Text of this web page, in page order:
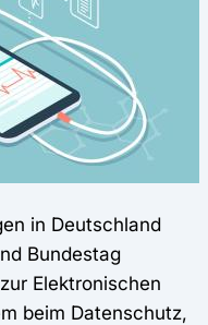
in Deutschland
Bundestag
Elektronischen
beim Datenschutz,